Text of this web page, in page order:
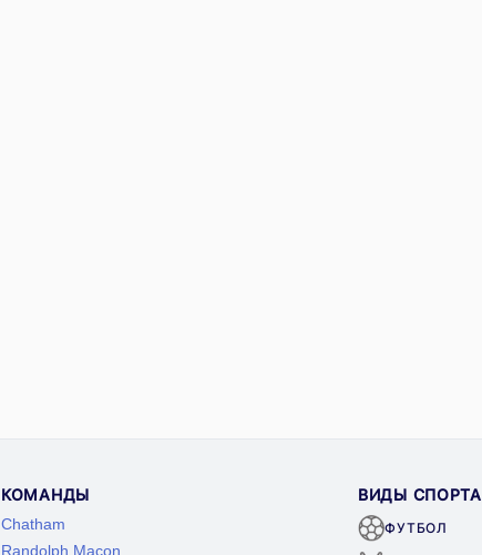
КОМАНДЫ
Chatham
Randolph Macon
ВИДЫ СПОРТА
ФУТБОЛ